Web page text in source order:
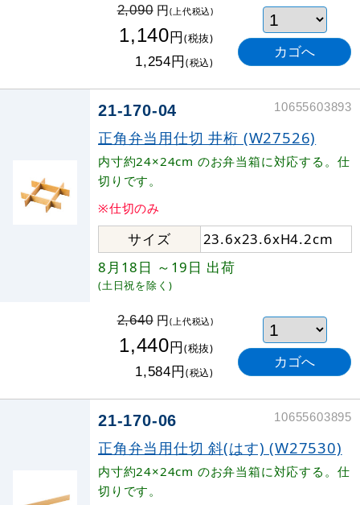
2,090円(上代税込)
1,140円(税抜)
1,254円(税込)
21-170-04 10655603893
正角弁当用仕切 井桁 (W27526)
内寸約24×24cm のお弁当箱に対応する。仕
切りです。
※仕切のみ
サイズ
23.6x23.6xH4.2cm
8月18日 ～19日 出荷
(土日祝を除く)
2,640円(上代税込)
1,440円(税抜)
1,584円(税込)
21-170-06 10655603895
正角弁当用仕切 斜(はす) (W27530)
内寸約24×24cm のお弁当箱に対応する。仕
切りです。